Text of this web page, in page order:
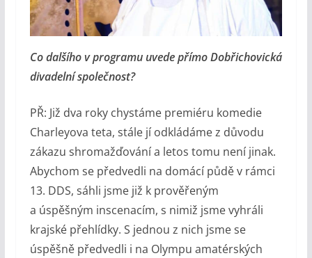
Co dalšího v programu uvede přímo Dobřichovická
divadelní společnost?
PŘ: Již dva roky chystáme premiéru komedie
Charleyova teta, stále jí odkládáme z důvodu
zákazu shromažďování a letos tomu není jinak.
Abychom se předvedli na domácí půdě v rámci
13. DDS, sáhli jsme již k prověřeným
a úspěšným inscenacím, s nimiž jsme vyhráli
krajské přehlídky. S jednou z nich jsme se
úspěšně předvedli i na Olympu amatérských